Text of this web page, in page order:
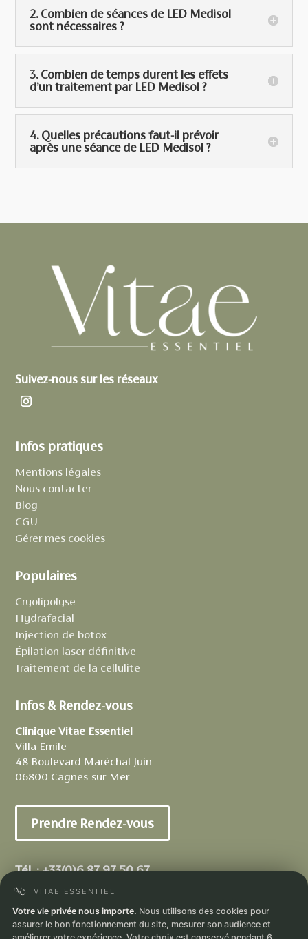
Votre vie privée nous importe. Nous utilisons des cookies pour
assurer le bon fonctionnement du site, mesurer son audience et
2. Combien de séances de LED Medisol
sont nécessaires ?
3. Combien de temps durent les effets
d’un traitement par LED Medisol ?
4. Quelles précautions faut-il prévoir
après une séance de LED Medisol ?
Suivez-nous sur les réseaux
Infos pratiques
Mentions légales
Nous contacter
Blog
CGU
Gérer mes cookies
Populaires
Cryolipolyse
Hydrafacial
Injection de botox
Épilation laser définitive
Traitement de la cellulite
Infos & Rendez-vous
Clinique Vitae Essentiel
Villa Emile
48 Boulevard Maréchal Juin
06800 Cagnes-sur-Mer
Prendre Rendez-vous
Tél. :+33(0)6 87 97 50 67
Ouvert : Lun–Sam 09h–19h